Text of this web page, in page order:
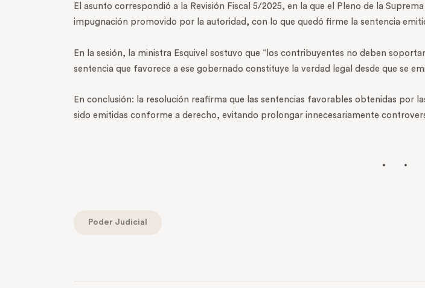
El asunto correspondió a la Revisión Fiscal 5/2025, en la que el Pleno de la
impugnación promovido por la autoridad, con lo que quedó firme la sentencia
En la sesión, la ministra Esquivel sostuvo que “los contribuyentes no deben
sentencia que favorece a ese gobernado constituye la verdad legal desde que se
En conclusión: la resolución reafirma que las sentencias favorables obtenidas por
sido emitidas conforme a derecho, evitando prolongar innecesariamente
Poder Judicial